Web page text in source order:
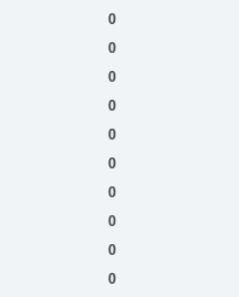
0
0
0
0
0
0
0
0
0
0